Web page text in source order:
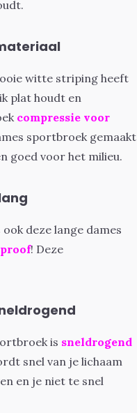
witte striping heeft
plat houdt en
compressie voor
sportbroek gemaakt
goed voor het milieu.
deze lange dames
! Deze
is sneldrogend
snel van je lichaam
en je niet te snel